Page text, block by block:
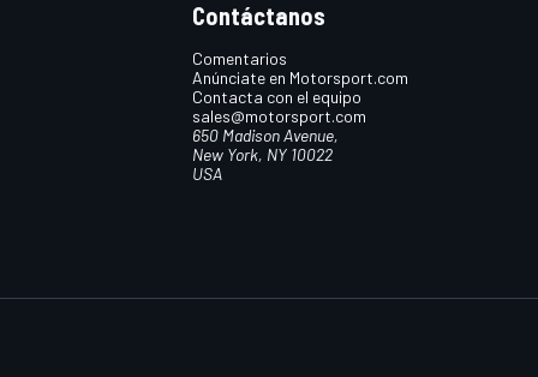
Contáctanos
Comentarios
Anúnciate en Motorsport.com
Contacta con el equipo
sales@motorsport.com
650 Madison Avenue,
New York, NY 10022
USA